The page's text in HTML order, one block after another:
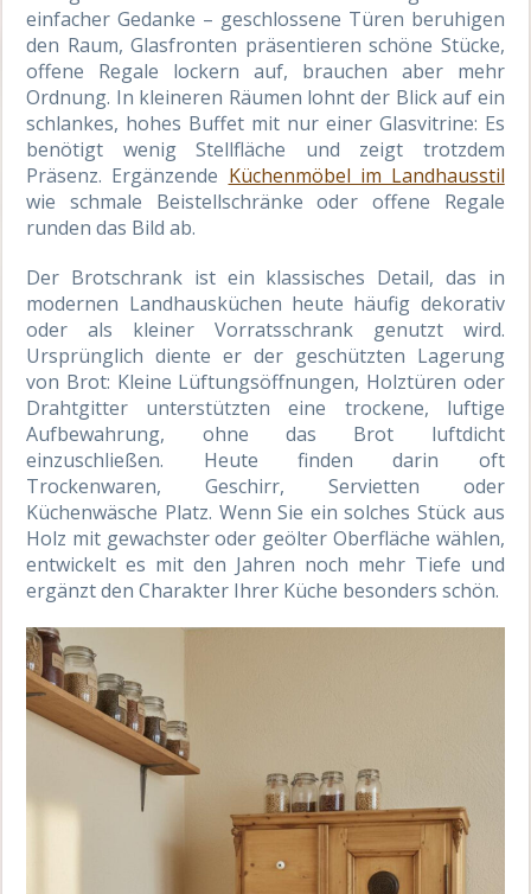
einfacher Gedanke – geschlossene Türen beruhigen
den Raum, Glasfronten präsentieren schöne Stücke,
offene Regale lockern auf, brauchen aber mehr
Ordnung. In kleineren Räumen lohnt der Blick auf ein
schlankes, hohes Buffet mit nur einer Glasvitrine: Es
benötigt wenig Stellfläche und zeigt trotzdem
Präsenz. Ergänzende Küchenmöbel im Landhausstil
wie schmale Beistellschränke oder offene Regale
runden das Bild ab.
Der Brotschrank ist ein klassisches Detail, das in
modernen Landhausküchen heute häufig dekorativ
oder als kleiner Vorratsschrank genutzt wird.
Ursprünglich diente er der geschützten Lagerung
von Brot: Kleine Lüftungsöffnungen, Holztüren oder
Drahtgitter unterstützten eine trockene, luftige
Aufbewahrung, ohne das Brot luftdicht
einzuschließen. Heute finden darin oft
Trockenwaren, Geschirr, Servietten oder
Küchenwäsche Platz. Wenn Sie ein solches Stück aus
Holz mit gewachster oder geölter Oberfläche wählen,
entwickelt es mit den Jahren noch mehr Tiefe und
ergänzt den Charakter Ihrer Küche besonders schön.